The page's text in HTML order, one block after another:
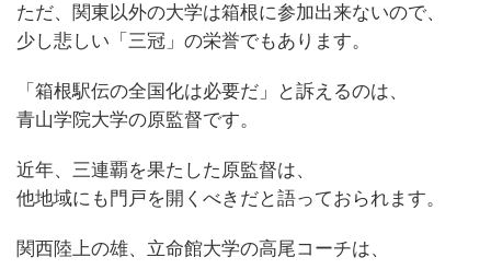
ただ、関東以外の大学は箱根に参加出来ないので、
少し悲しい「三冠」の栄誉でもあります。
「箱根駅伝の全国化は必要だ」と訴えるのは、
青山学院大学の原監督です。
近年、三連覇を果たした原監督は、
他地域にも門戸を開くべきだと語っておられます。
関西陸上の雄、立命館大学の高尾コーチは、